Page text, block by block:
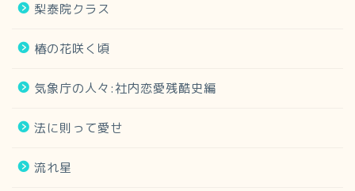
梨泰院クラス
椿の花咲く頃
気象庁の人々:社内恋愛残酷史編
法に則って愛せ
流れ星